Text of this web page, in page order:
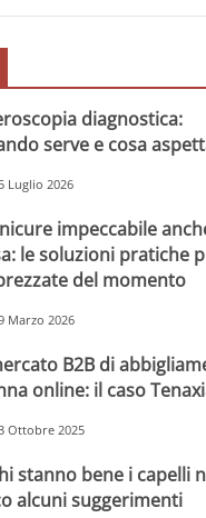
diagnostica:
serve e cosa
Luglio 2026
impeccabile
le soluzioni pratiche
del momento
Marzo 2026
B2B di
online: il caso
Ottobre 2025
stanno bene i capelli
alcuni suggerimenti